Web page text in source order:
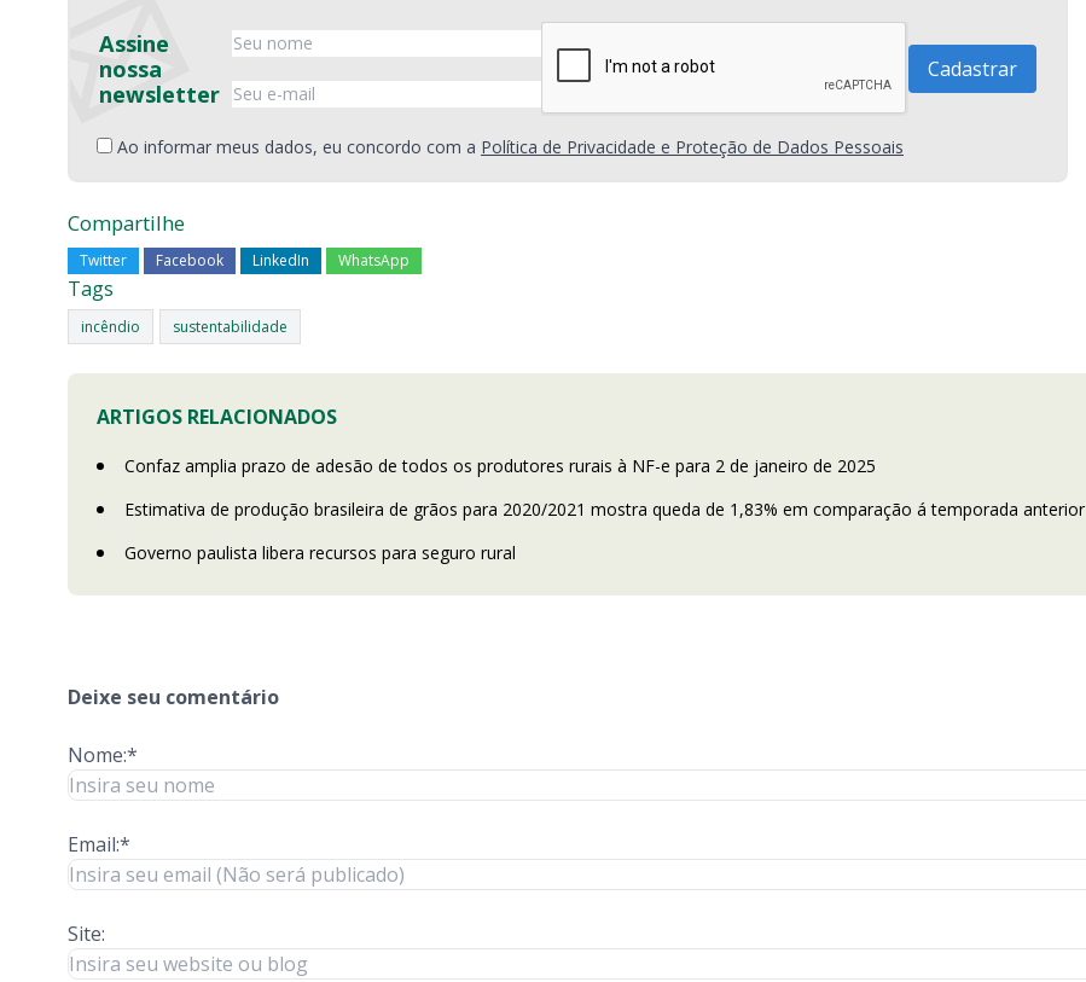
Assine
nossa
newsletter
Ao informar meus dados, eu concordo com a Política de Privacidade e Proteção de Dados Pessoais
Compartilhe
Twitter Facebook LinkedIn WhatsApp
Tags
incêndio sustentabilidade
ARTIGOS RELACIONADOS
Confaz amplia prazo de adesão de todos os produtores rurais à NF-e para 2 de janeiro de 2025
Estimativa de produção brasileira de grãos para 2020/2021 mostra queda de 1,83% em comparação á temporada anterior
Governo paulista libera recursos para seguro rural
Deixe seu comentário
Nome:*
Email:*
Site: